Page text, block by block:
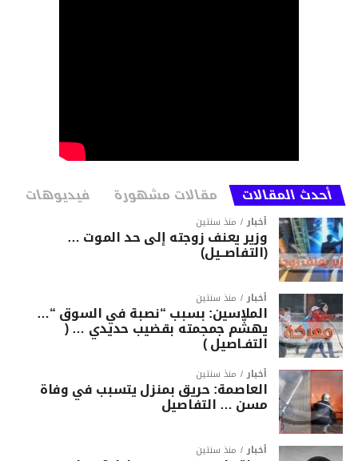
أحدث المقالات مقالات مشهورة فيديوهات
أخبار منذ سنتين
وزير يعنف زوجته إلى حد الموت …
(التفاصــيل)
أخبار منذ سنتين
الملاسين: بسبب “نصبة في السوق “…
يهشّم جمجمته بقضيب حديدي … (
التفـاصيل )
أخبار منذ سنتين
العاصمة: حريق بمنزل يتسبب في وفاة
مسن … التفاصيل
أخبار منذ سنتين